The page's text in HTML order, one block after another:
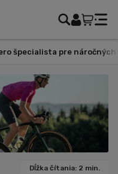
pre náročných
Dĺžka čítania: 2 min.